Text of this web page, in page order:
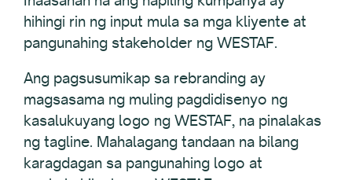
hihingi rin ng input mula sa mga kliyente at
pangunahing stakeholder ng WESTAF.
Ang pagsusumikap sa rebranding ay
magsasama ng muling pagdidisenyo ng
kasalukuyang logo ng WESTAF, na pinalakas
ng tagline. Mahalagang tandaan na bilang
karagdagan sa pangunahing logo at